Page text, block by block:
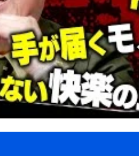
カレンダー Windows11